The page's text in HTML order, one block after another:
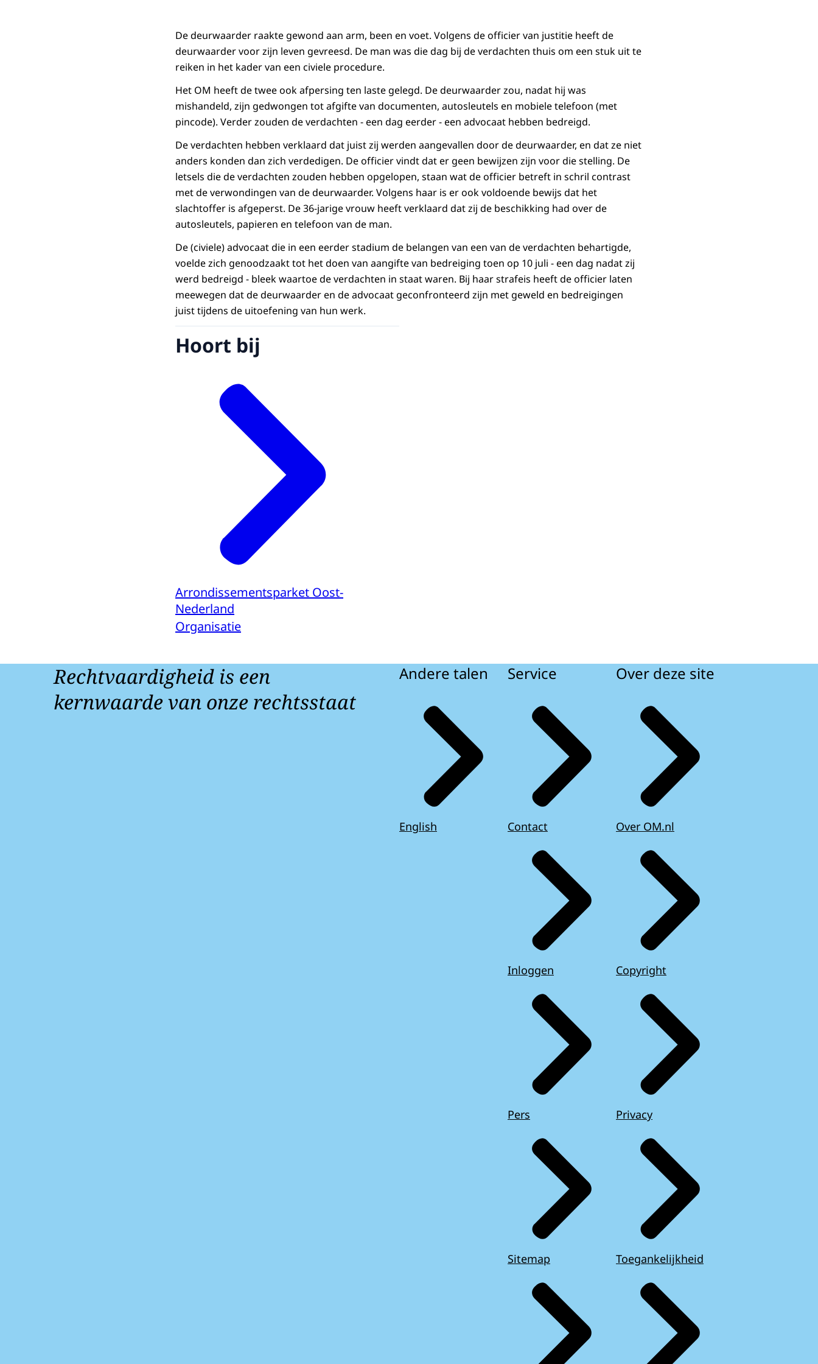
De deurwaarder raakte gewond aan arm, been en voet. Volgens de officier van justitie heeft de
deurwaarder voor zijn leven gevreesd. De man was die dag bij de verdachten thuis om een stuk uit te
reiken in het kader van een civiele procedure.
Het OM heeft de twee ook afpersing ten laste gelegd. De deurwaarder zou, nadat hij was
mishandeld, zijn gedwongen tot afgifte van documenten, autosleutels en mobiele telefoon (met
pincode). Verder zouden de verdachten - een dag eerder - een advocaat hebben bedreigd.
De verdachten hebben verklaard dat juist zij werden aangevallen door de deurwaarder, en dat ze niet
anders konden dan zich verdedigen. De officier vindt dat er geen bewijzen zijn voor die stelling. De
letsels die de verdachten zouden hebben opgelopen, staan wat de officier betreft in schril contrast
met de verwondingen van de deurwaarder. Volgens haar is er ook voldoende bewijs dat het
slachtoffer is afgeperst. De 36-jarige vrouw heeft verklaard dat zij de beschikking had over de
autosleutels, papieren en telefoon van de man.
De (civiele) advocaat die in een eerder stadium de belangen van een van de verdachten behartigde,
voelde zich genoodzaakt tot het doen van aangifte van bedreiging toen op 10 juli - een dag nadat zij
werd bedreigd - bleek waartoe de verdachten in staat waren. Bij haar strafeis heeft de officier laten
meewegen dat de deurwaarder en de advocaat geconfronteerd zijn met geweld en bedreigingen
juist tijdens de uitoefening van hun werk.
Hoort bij
Arrondissementsparket Oost-
Nederland
Organisatie
Rechtvaardigheid is een
kernwaarde van onze rechtsstaat
Andere talen
English
Service
Contact
Inloggen
Pers
Sitemap
Over deze site
Over OM.nl
Copyright
Privacy
Toegankelijkheid